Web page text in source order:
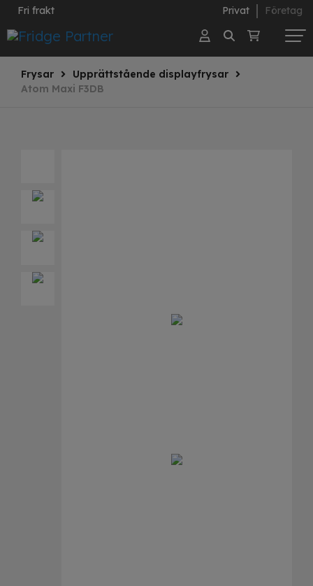
Fri frakt Privat Företag
Frysar
Upprättstående displayfrysar
Atom Maxi F3DB